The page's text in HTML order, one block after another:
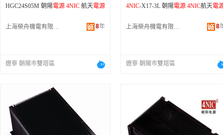
HGC24S05M 朝陽電源 4NIC 航天電源
上海榮舟機電有限公司 8年
遼寧 朝陽市雙塔區
4NIC-X17-3L 朝陽電源 4NIC航天電
上海榮舟機電有限公司 8
遼寧 朝陽市雙塔區